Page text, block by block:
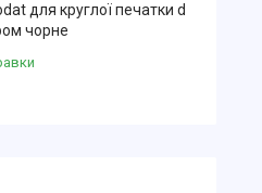
для круглої печатки d
чорне